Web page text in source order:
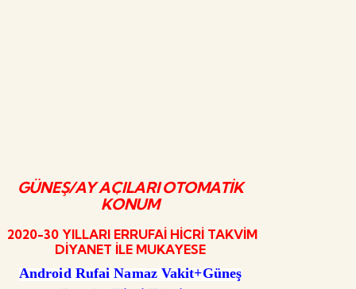
GÜNEŞ/AY AÇILARI OTOMATİK
KONUM
2020-30 YILLARI ERRUFAİ HİCRİ TAKVİM
DİYANET İLE MUKAYESE
Android Rufai Namaz Vakit+Güneş